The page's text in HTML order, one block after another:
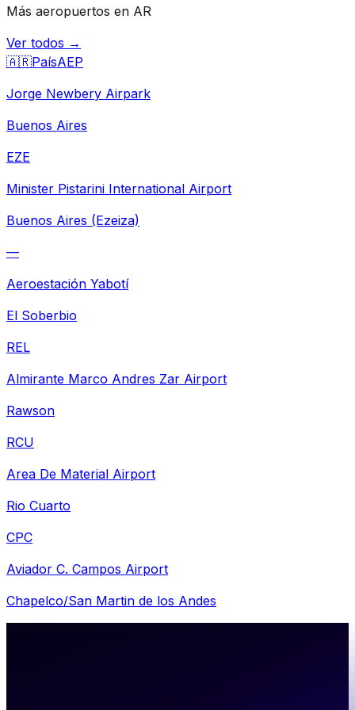
Más aeropuertos en AR
Ver todos →
🇦🇷PaísAEP
Jorge Newbery Airpark
Buenos Aires
EZE
Minister Pistarini International Airport
Buenos Aires (Ezeiza)
—
Aeroestación Yabotí
El Soberbio
REL
Almirante Marco Andres Zar Airport
Rawson
RCU
Area De Material Airport
Rio Cuarto
CPC
Aviador C. Campos Airport
Chapelco/San Martin de los Andes